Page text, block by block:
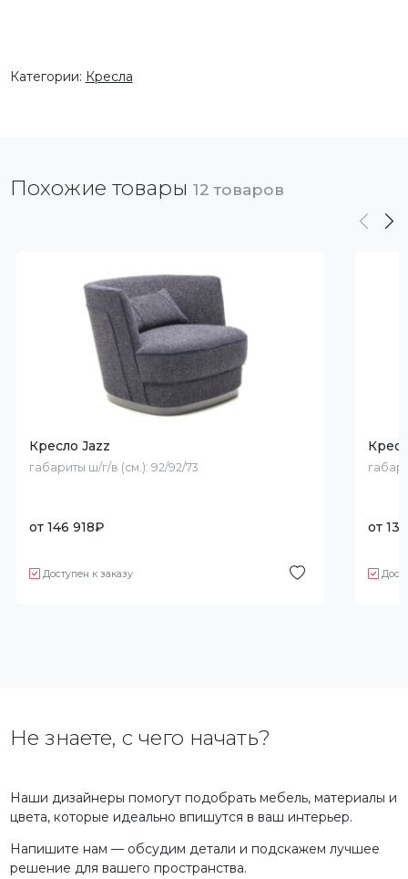
Категории: Кресла
Похожие товары 12 товаров
Кресло Jazz
габариты ш/г/в (см.): 92/92/73
от 146 918₽
Доступен к заказу
от
Не знаете, с чего начать?
Наши дизайнеры помогут подобрать мебель, материалы и
цвета, которые идеально впишутся в ваш интерьер.
Напишите нам — обсудим детали и подскажем лучшее
решение для вашего пространства.